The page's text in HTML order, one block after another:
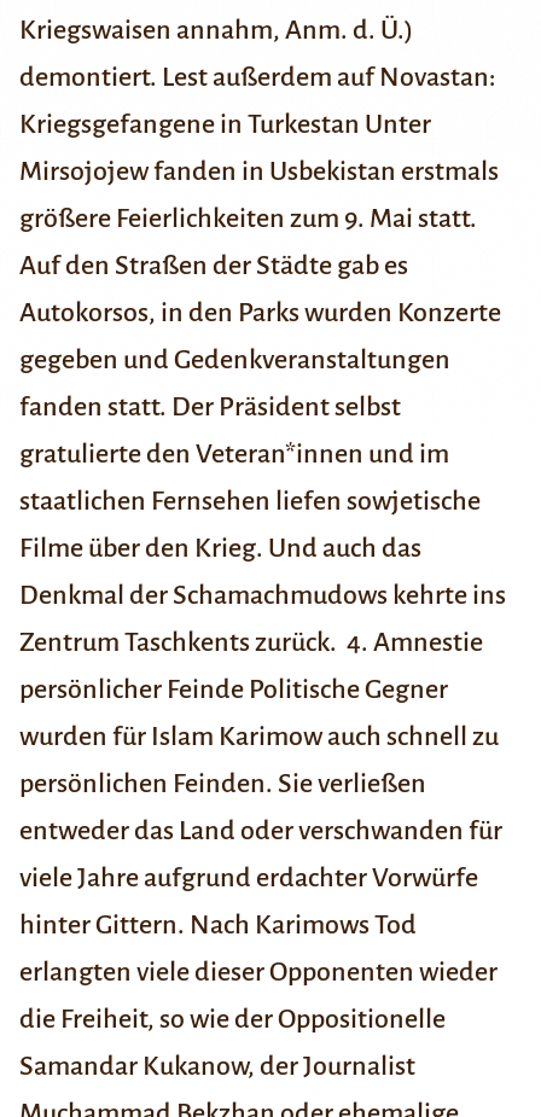
Kriegswaisen annahm, Anm. d. Ü.)
demontiert. Lest außerdem auf Novastan:
Kriegsgefangene in Turkestan Unter
Mirsojojew fanden in Usbekistan erstmals
größere Feierlichkeiten zum 9. Mai statt.
Auf den Straßen der Städte gab es
Autokorsos, in den Parks wurden Konzerte
gegeben und Gedenkveranstaltungen
fanden statt. Der Präsident selbst
gratulierte den Veteran*innen und im
staatlichen Fernsehen liefen sowjetische
Filme über den Krieg. Und auch das
Denkmal der Schamachmudows kehrte ins
Zentrum Taschkents zurück. 4. Amnestie
persönlicher Feinde Politische Gegner
wurden für Islam Karimow auch schnell zu
persönlichen Feinden. Sie verließen
entweder das Land oder verschwanden für
viele Jahre aufgrund erdachter Vorwürfe
hinter Gittern. Nach Karimows Tod
erlangten viele dieser Opponenten wieder
die Freiheit, so wie der Oppositionelle
Samandar Kukanow, der Journalist